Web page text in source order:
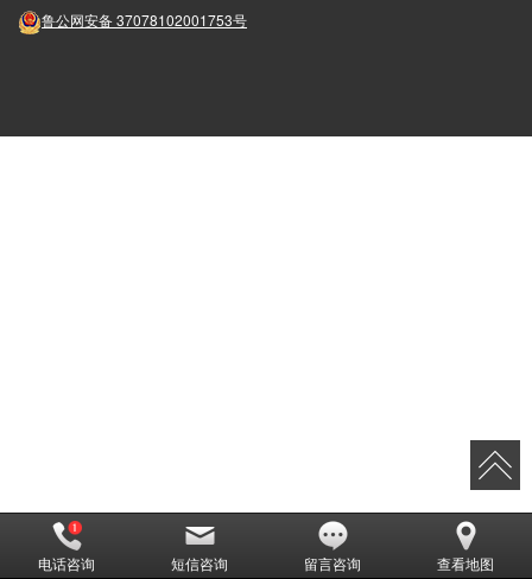
鲁公网安备37078102001753号
电话咨询 短信咨询 留言咨询 查看地图